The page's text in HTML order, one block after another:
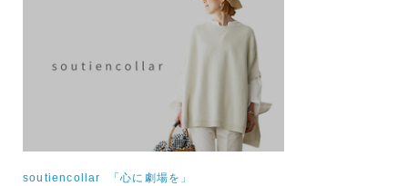
soutiencollar 「心に劇場を」